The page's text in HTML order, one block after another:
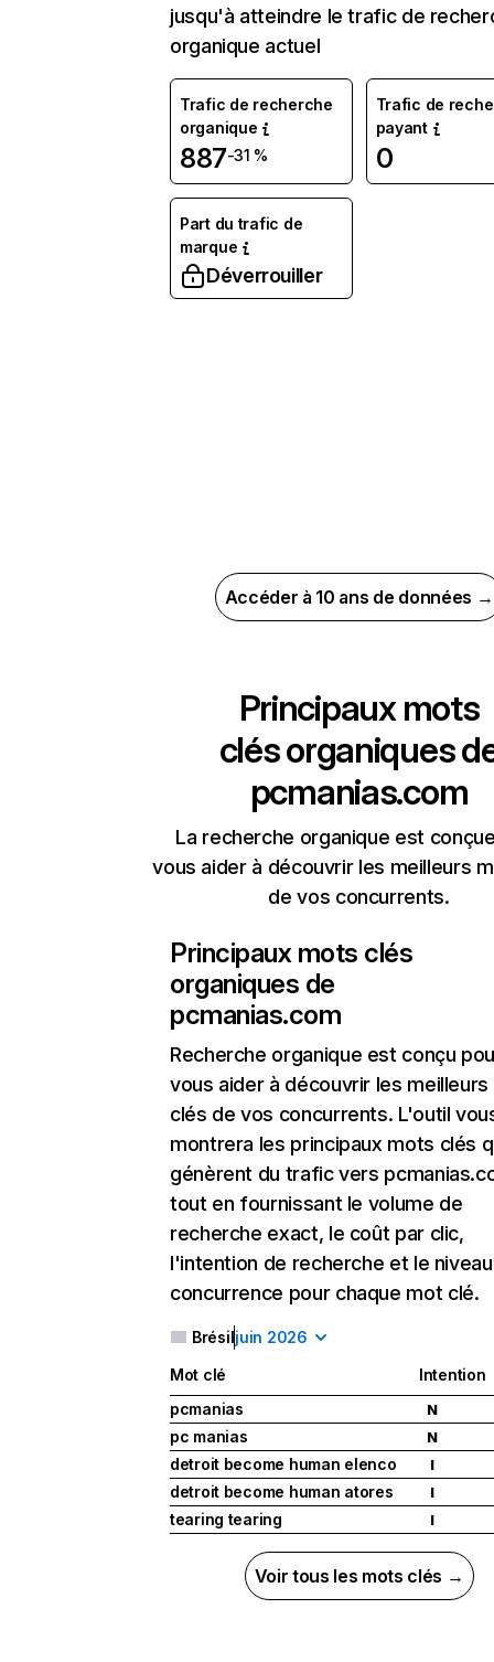
jusqu'à atteindre le trafic de
organique actuel
Trafic de recherche
organique
887-31 %
Trafic de
payant
0
Part du trafic de
marque
Déverrouiller
Accéder à 10 ans de données →
Principaux mots
clés organiques
pcmanias.com
La recherche organique est
vous aider à découvrir les meilleurs
de vos concurrents.
Principaux mots clés
organiques de
pcmanias.com
Recherche organique est conçu
vous aider à découvrir les
clés de vos concurrents. L'outil
montrera les principaux mots clés
génèrent du trafic vers
tout en fournissant le volume de
recherche exact, le coût par clic,
l'intention de recherche et le
concurrence pour chaque mot clé.
Brésiljuin 2026
Mot clé
Intention
pcmanias
N
pc manias N
detroit become human elenco I
detroit become human atores I
tearing tearing I
Voir tous les mots clés →